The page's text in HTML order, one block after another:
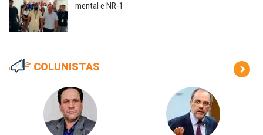
mental e NR-1
COLUNISTAS